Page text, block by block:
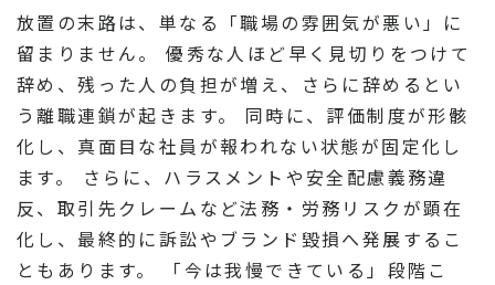
放置の末路は、単なる「職場の雰囲気が悪い」に
留まりません。 優秀な人ほど早く見切りをつけて
辞め、残った人の負担が増え、さらに辞めるとい
う離職連鎖が起きます。 同時に、評価制度が形骸
化し、真面目な社員が報われない状態が固定化し
ます。 さらに、ハラスメントや安全配慮義務違
反、取引先クレームなど法務・労務リスクが顕在
化し、最終的に訴訟やブランド毀損へ発展するこ
ともあります。 「今は我慢できている」段階こ